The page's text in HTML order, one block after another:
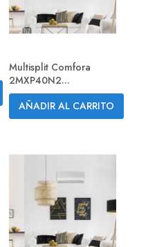
Multisplit Comfora
2MXP40N2...
AÑADIR AL CARRITO